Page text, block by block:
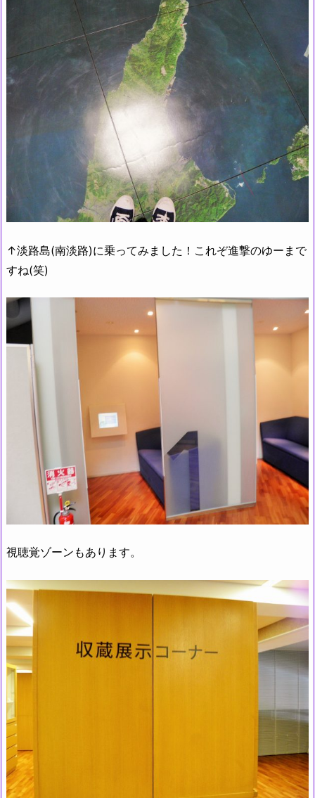
↑淡路島(南淡路)に乗ってみました！これぞ進撃のゆーまで
すね(笑)
視聴覚ゾーンもあります。